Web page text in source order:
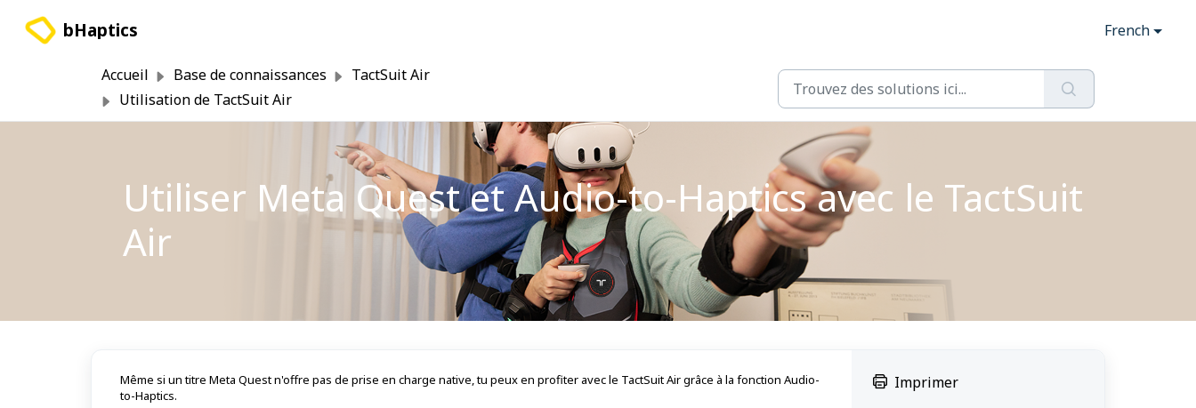
bHaptics French
Accueil Base de connaissances
TactSuit Air
Utilisation de TactSuit Air
Utiliser Meta Quest et Audio-to-Haptics avec le TactSuit
Air
Même si un titre Meta Quest n'offre pas de prise en charge native, tu peux en profiter avec le TactSuit Air grâce à la fonction Audio-
to-Haptics.
Imprimer